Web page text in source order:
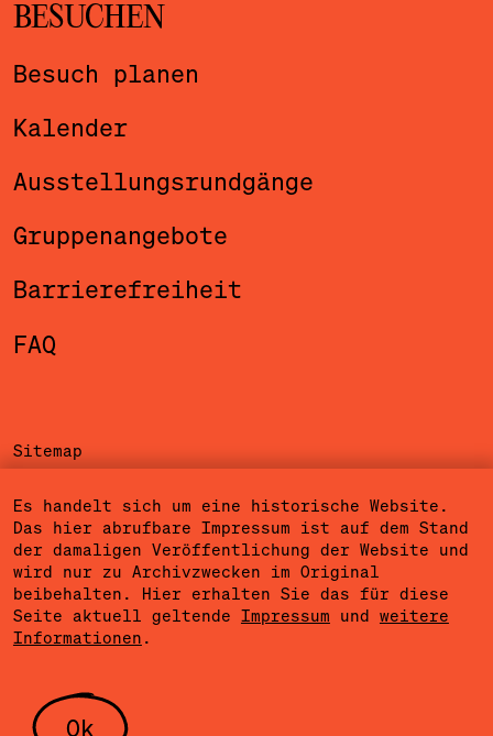
BESUCHEN
Besuch planen
Kalender
Ausstellungsrundgänge
Gruppenangebote
Barrierefreiheit
FAQ
Sitemap
Datenschutzerklärung
Nutzungsbedingungen
Cookieeinstellungen
Presse
Es handelt sich um eine historische Website.
Das hier abrufbare Impressum ist auf dem Stand
der damaligen Veröffentlichung der Website und
wird nur zu Archivzwecken im Original
beibehalten. Hier erhalten Sie das für diese
Seite aktuell geltende Impressum und weitere
Informationen .
Ok